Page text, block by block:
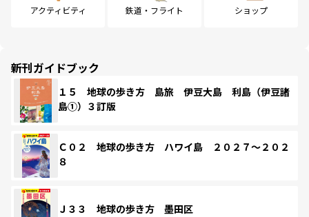
アクティビティ 鉄道・フライト ショップ
新刊ガイドブック
１５ 地球の歩き方 島旅 伊豆大島 利島（伊豆諸
島①）３訂版
Ｃ０２ 地球の歩き方 ハワイ島 ２０２７～２０２
８
Ｊ３３ 地球の歩き方 墨田区